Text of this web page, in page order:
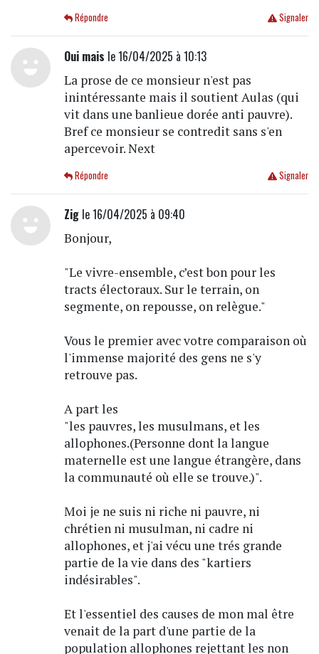
Signaler
Répondre
Oui mais le 16/04/2025 à 10:13
La prose de ce monsieur n'est pas
inintéressante mais il soutient Aulas (qui
vit dans une banlieue dorée anti pauvre).
Bref ce monsieur se contredit sans s'en
apercevoir. Next
Signaler
Répondre
Zigle 16/04/2025 à 09:40
Bonjour,
"Le vivre-ensemble, c’est bon pour les
tracts électoraux. Sur le terrain, on
segmente, on repousse, on relègue."
Vous le premier avec votre comparaison où
l'immense majorité des gens ne s'y
retrouve pas.
A part les
"les pauvres, les musulmans, et les
allophones.(Personne dont la langue
maternelle est une langue étrangère, dans
la communauté où elle se trouve.)".
Moi je ne suis ni riche ni pauvre, ni
chrétien ni musulman, ni cadre ni
allophones, et j'ai vécu une trés grande
partie de la vie dans des "kartiers
indésirables".
Et l'essentiel des causes de mon mal être
venait de la part d'une partie de la
population allophones rejettant les non